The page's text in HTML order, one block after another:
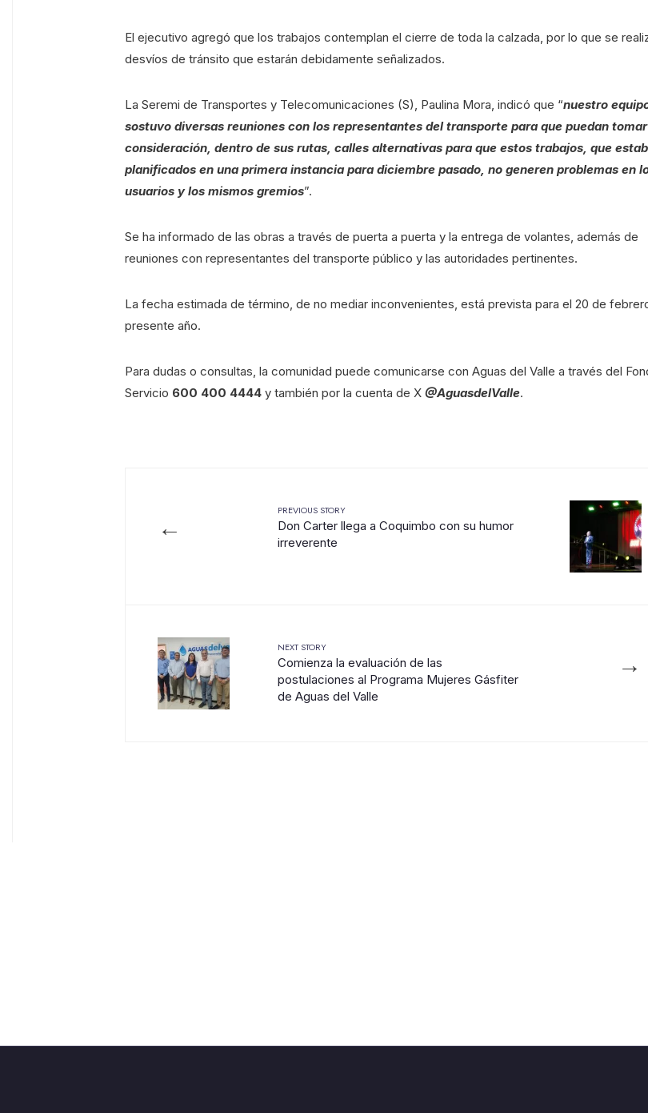
El ejecutivo agregó que los trabajos contemplan el cierre de toda la calzada, por lo que se
desvíos de tránsito que estarán debidamente señalizados.
La Seremi de Transportes y Telecomunicaciones (S), Paulina Mora, indicó que “nuestro
sostuvo diversas reuniones con los representantes del transporte para que puedan
consideración, dentro de sus rutas, calles alternativas para que estos trabajos, que
planificados en una primera instancia para diciembre pasado, no generen problemas en
usuarios y los mismos gremios”.
Se ha informado de las obras a través de puerta a puerta y la entrega de volantes, además de
reuniones con representantes del transporte público y las autoridades pertinentes.
La fecha estimada de término, de no mediar inconvenientes, está prevista para el 20 de
presente año.
Para dudas o consultas, la comunidad puede comunicarse con Aguas del Valle a través del
Servicio 600 400 4444 y también por la cuenta de X @AguasdelValle.
←
PREVIOUS STORY
Don Carter llega a Coquimbo con su humor
irreverente
→
NEXT STORY
Comienza la evaluación de las
postulaciones al Programa Mujeres Gásfiter
de Aguas del Valle